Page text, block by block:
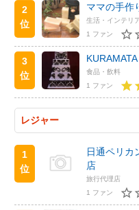
2
位
ママの手作
生活・インテリ
1 ファン
3
位
食品・飲料
1 ファン
レジャー
1
位
日通ペリ
店
旅行代理店
1 ファン